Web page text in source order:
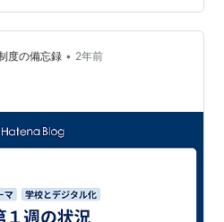
部を改正する法律の一部を改
交付税法等の一部を改正する
算機に対する不正な行為によ
度の備忘録 • 2年前